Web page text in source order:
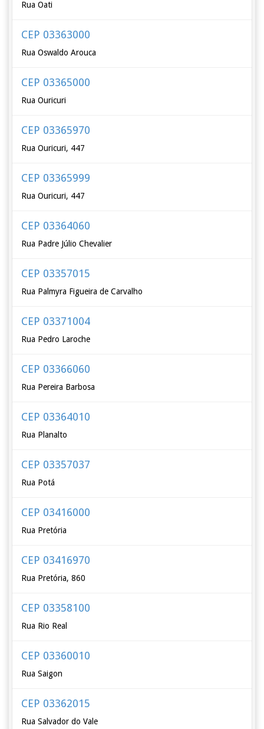
Rua Oati
CEP 03363000
Rua Oswaldo Arouca
CEP 03365000
Rua Ouricuri
CEP 03365970
Rua Ouricuri, 447
CEP 03365999
Rua Ouricuri, 447
CEP 03364060
Rua Padre Júlio Chevalier
CEP 03357015
Rua Palmyra Figueira de Carvalho
CEP 03371004
Rua Pedro Laroche
CEP 03366060
Rua Pereira Barbosa
CEP 03364010
Rua Planalto
CEP 03357037
Rua Potá
CEP 03416000
Rua Pretória
CEP 03416970
Rua Pretória, 860
CEP 03358100
Rua Rio Real
CEP 03360010
Rua Saigon
CEP 03362015
Rua Salvador do Vale